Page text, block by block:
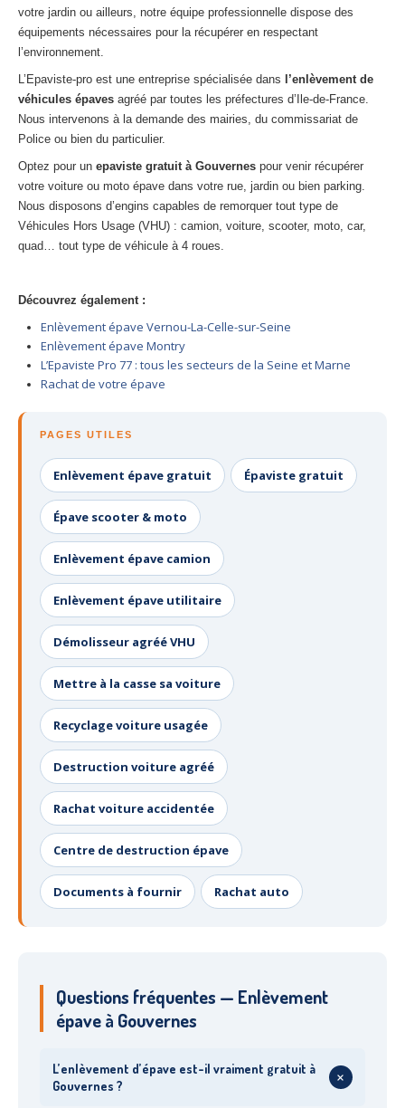
Tousles secteurs
CENTREVHU AGRÉE
Centreagréé VHU Paris 75 : casse auto avec destruction
Centre
agréé VHU 77 : casse auto avec destruction
Centreagréé VHU 78 : casse auto avec destruction
Centreagréé VHU 91 : casse auto avec destruction
Centreagréé VHU 92 : casse auto avec destruction
Centreagréé VHU 94 : casse auto avec destruction
Centreagréé VHU 95 : casse auto avec destruction
DOCUMENTSÀ JOINDRE
CONTACT
01 83 64 20 40
votre jardin ou ailleurs, notre équipe professionnelle dispose des
équipements nécessaires pour la récupérer en respectant
l’environnement.
L’Epaviste-pro est une entreprise spécialisée dans
l’enlèvement de
véhicules épaves agréé par toutes les préfectures d’Ile-de-France.
Nous intervenons à la demande des mairies, du commissariat de
Police ou bien du particulier.
Optez pour un epaviste gratuit à Gouvernes pour venir récupérer
votre voiture ou moto épave dans votre rue, jardin ou bien parking.
Nous disposons d’engins capables de remorquer tout type de
Véhicules Hors Usage (VHU) : camion, voiture, scooter, moto, car,
quad… tout type de véhicule à 4 roues.
Découvrez également :
Enlèvement épave Vernou-La-Celle-sur-Seine
Enlèvement épave Montry
L’Epaviste Pro 77 : tous les secteurs de la Seine et Marne
Rachat de votre épave
PAGES UTILES
Enlèvement épave gratuit Épaviste gratuit
Épave scooter & moto
Enlèvement épave camion
Enlèvement épave utilitaire
Démolisseur agréé VHU
Mettre à la casse sa voiture
Recyclage voiture usagée
Destruction voiture agréé
Rachat voiture accidentée
Centre de destruction épave
Documents à fournir Rachat auto
Questions fréquentes — Enlèvement
épave à Gouvernes
L’enlèvement d’épave est-il vraiment gratuit à
Gouvernes ?
+